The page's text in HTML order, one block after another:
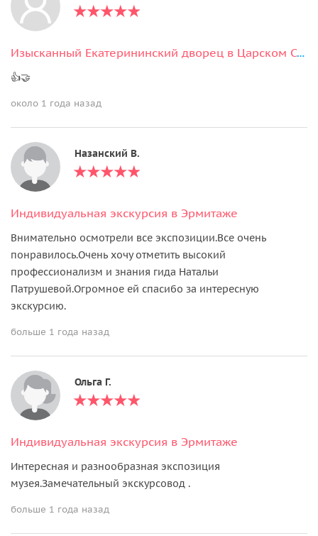
Изысканный Екатерининский дворец в Царском Селе (Янтарная комната)
👍🤝
около 1 года назад
Назанский В.
Индивидуальная экскурсия в Эрмитаже
Внимательно осмотрели все экспозиции.Все очень
понравилось.Очень хочу отметить высокий
профессионализм и знания гида Натальи
Патрушевой.Огромное ей спасибо за интересную
экскурсию.
больше 1 года назад
Ольга Г.
Индивидуальная экскурсия в Эрмитаже
Интересная и разнообразная экспозиция
музея.Замечательный экскурсовод .
больше 1 года назад